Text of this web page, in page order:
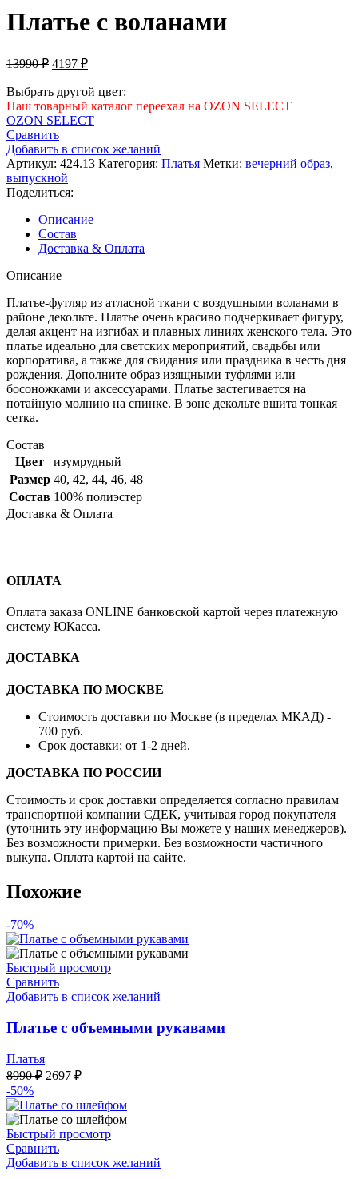
6990 ₽.
Платье с воланами
13990₽ Первоначальная
составляла
13990 ₽.
4197 ₽Текущая
4197 ₽.
Выбрать другой цвет:
Наш товарный каталог переехал на OZON SELECT
OZON SELECT
Сравнить
Добавить в список желаний
Артикул: 424.13 Категория: Платья Метки: вечерний образ,
выпускной
Поделиться:
Описание
Состав
Доставка & Оплата
Описание
Платье-футляр из атласной ткани с воздушными воланами в
районе декольте. Платье очень красиво подчеркивает фигуру,
делая акцент на изгибах и плавных линиях женского тела. Это
платье идеально для светских мероприятий, свадьбы или
корпоратива, а также для свидания или праздника в честь дня
рождения. Дополните образ изящными туфлями или
босоножками и аксессуарами. Платье застегивается на
потайную молнию на спинке. В зоне декольте вшита тонкая
сетка.
Состав
Цвет
изумрудный
Размер 40, 42, 44, 46, 48
Состав 100% полиэстер
Доставка & Оплата
ОПЛАТА
Оплата заказа ONLINE банковской картой через платежную
систему ЮКасса.
ДОСТАВКА
ДОСТАВКА ПО МОСКВЕ
Стоимость доставки по Москве (в пределах МКАД) -
700 руб.
Срок доставки: от 1-2 дней.
ДОСТАВКА ПО РОССИИ
Стоимость и срок доставки определяется согласно правилам
транспортной компании СДЕК, учитывая город покупателя
(уточнить эту информацию Вы можете у наших менеджеров).
Без возможности примерки. Без возможности частичного
выкупа. Оплата картой на сайте.
Похожие
-70%
Быстрый просмотр
Сравнить
Добавить в список желаний
Платье с объемными рукавами
Платья
8990₽ Первоначальная
составляла
8990 ₽.
2697 ₽Текущая
2697 ₽.
-50%
Быстрый просмотр
Сравнить
Добавить в список желаний